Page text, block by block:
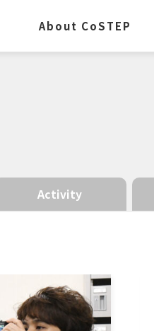
About CoSTEP
Activity